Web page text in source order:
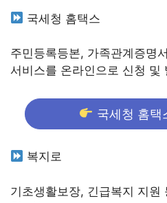
국세청 홈택스
주민등록등본, 가족관계증명
서비스를 온라인으로 신청 및
국세청 홈택
복지로
기초생활보장, 긴급복지 지원